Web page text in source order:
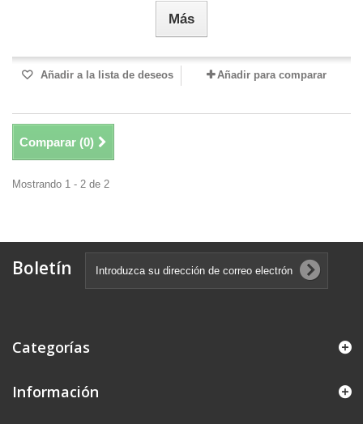
Más
Añadir a la lista de deseos Añadir para comparar
Comparar (0)
Mostrando 1 - 2 de 2
Boletín
Categorías
Información